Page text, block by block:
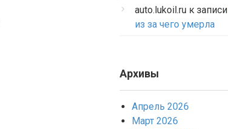
auto.lukoil.ru к записи
из за чего умерла
Архивы
Апрель 2026
Март 2026